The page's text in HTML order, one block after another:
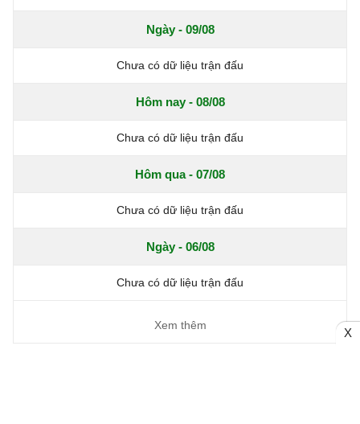
Ngày - 09/08
Chưa có dữ liệu trận đấu
Hôm nay - 08/08
Chưa có dữ liệu trận đấu
Hôm qua - 07/08
Chưa có dữ liệu trận đấu
Ngày - 06/08
Chưa có dữ liệu trận đấu
Xem thêm
X